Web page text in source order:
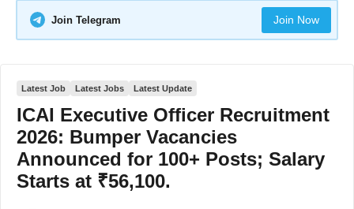
Join Telegram Join Now
Latest Job Latest Jobs Latest Update
ICAI Executive Officer Recruitment
2026: Bumper Vacancies
Announced for 100+ Posts; Salary
Starts at ₹56,100.